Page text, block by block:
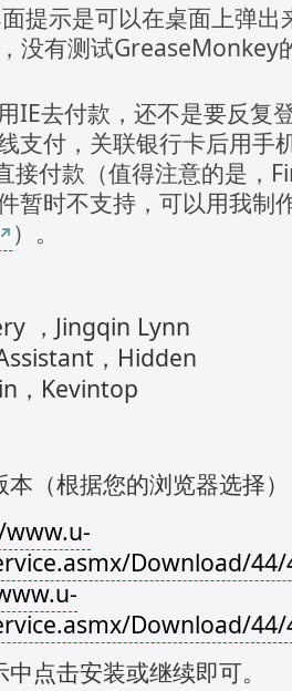
提示是可以在桌面上弹出
没有测试
IE去付款，还不是要反复
支付，关联银行卡后用手
接付款（值得注意的是，
暂时不支持，可以用我制
）。
，Jingqin Lynn
，Hidden
，Kevintop
本（根据您的浏览器选择
Download/
Download/
点击安装或继续即可。